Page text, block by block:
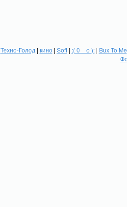
Техно-Голод | кино| Soft| :( 0 _ о ):| Bux To Me